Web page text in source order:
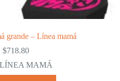
grande – Línea mamá
$718.80
LÍNEA MAMÁ